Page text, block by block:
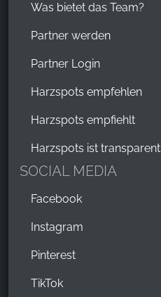
Was bietet das Team?
Partner werden
Partner Login
Harzspots empfehlen
Harzspots empfiehlt
Harzspots ist transparent
SOCIAL MEDIA
Facebook
Instagram
Pinterest
TikTok